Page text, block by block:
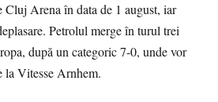
Cluj Arena în data de 1 august, iar
Petrolul merge în turul trei
după un categoric 7-0, unde vor
la Vitesse Arnhem.